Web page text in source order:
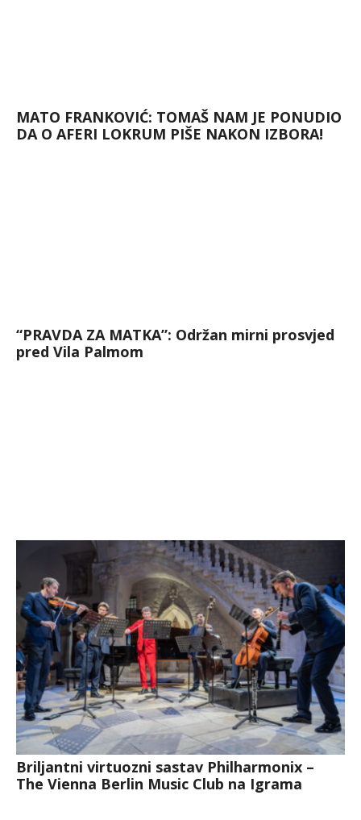
MATO FRANKOVIĆ: TOMAŠ NAM JE PONUDIO
DA O AFERI LOKRUM PIŠE NAKON IZBORA!
“PRAVDA ZA MATKA”: Održan mirni prosvjed
pred Vila Palmom
Briljantni virtuozni sastav Philharmonix –
The Vienna Berlin Music Club na Igrama